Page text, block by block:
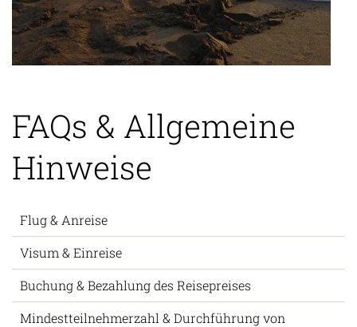
FAQs & Allgemeine
Hinweise
Flug & Anreise
Visum & Einreise
Buchung & Bezahlung des Reisepreises
Mindestteilnehmerzahl & Durchführung von